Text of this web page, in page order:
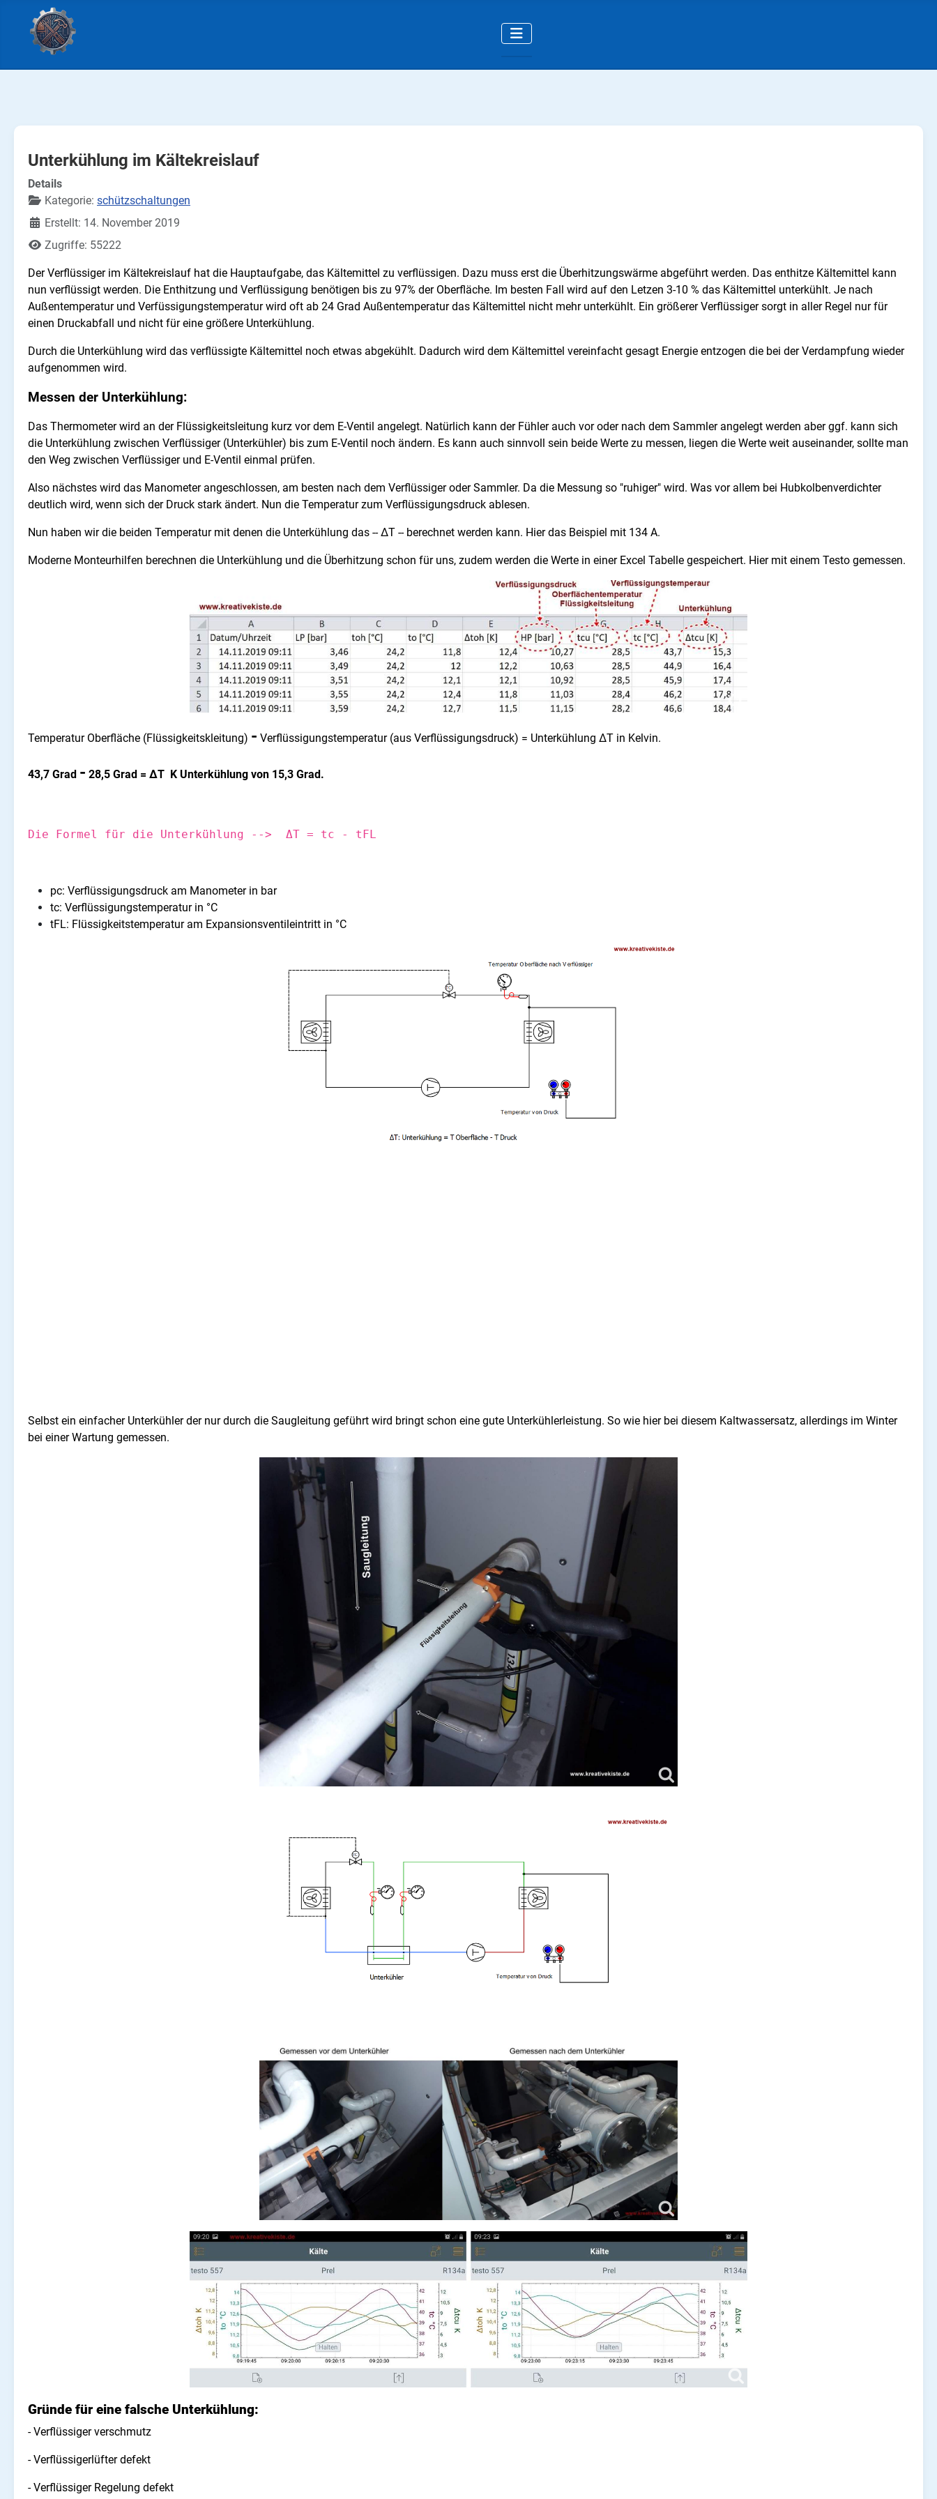
Unterkühlung im Kältekreislauf
Details
Kategorie: schützschaltungen
Erstellt: 14. November 2019
Zugriffe: 55222
Der Verflüssiger im Kältekreislauf hat die Hauptaufgabe, das Kältemittel zu verflüssigen. Dazu muss erst die Überhitzungswärme abgeführt werden. Das enthitze Kältemittel kann
nun verflüssigt werden. Die Enthitzung und Verflüssigung benötigen bis zu 97% der Oberfläche. Im besten Fall wird auf den Letzen 3-10 % das Kältemittel unterkühlt. Je nach
Außentemperatur und Verfüssigungstemperatur wird oft ab 24 Grad Außentemperatur das Kältemittel nicht mehr unterkühlt. Ein größerer Verflüssiger sorgt in aller Regel nur für
einen Druckabfall und nicht für eine größere Unterkühlung.
Durch die Unterkühlung wird das verflüssigte Kältemittel noch etwas abgekühlt. Dadurch wird dem Kältemittel vereinfacht gesagt Energie entzogen die bei der Verdampfung wieder
aufgenommen wird.
Messen der Unterkühlung:
Das Thermometer wird an der Flüssigkeitsleitung kurz vor dem E-Ventil angelegt. Natürlich kann der Fühler auch vor oder nach dem Sammler angelegt werden aber ggf. kann sich
die Unterkühlung zwischen Verflüssiger (Unterkühler) bis zum E-Ventil noch ändern. Es kann auch sinnvoll sein beide Werte zu messen, liegen die Werte weit auseinander, sollte man
den Weg zwischen Verflüssiger und E-Ventil einmal prüfen.
Also nächstes wird das Manometer angeschlossen, am besten nach dem Verflüssiger oder Sammler. Da die Messung so "ruhiger" wird. Was vor allem bei Hubkolbenverdichter
deutlich wird, wenn sich der Druck stark ändert. Nun die Temperatur zum Verflüssigungsdruck ablesen.
Nun haben wir die beiden Temperatur mit denen die Unterkühlung das -- ΔT -- berechnet werden kann. Hier das Beispiel mit 134 A.
Moderne Monteurhilfen berechnen die Unterkühlung und die Überhitzung schon für uns, zudem werden die Werte in einer Excel Tabelle gespeichert. Hier mit einem Testo gemessen.
Temperatur Oberfläche (Flüssigkeitskleitung) - Verflüssigungstemperatur (aus Verflüssigungsdruck) = Unterkühlung ΔT in Kelvin.
43,7 Grad - 28,5 Grad = ΔT K Unterkühlung von 15,3 Grad.
Die Formel für die Unterkühlung --> ΔT = tc - tFL
pc: Verflüssigungsdruck am Manometer in bar
tc: Verflüssigungstemperatur in °C
tFL: Flüssigkeitstemperatur am Expansionsventileintritt in °C
Selbst ein einfacher Unterkühler der nur durch die Saugleitung geführt wird bringt schon eine gute Unterkühlerleistung. So wie hier bei diesem Kaltwassersatz, allerdings im Winter
bei einer Wartung gemessen.
Gründe für eine falsche Unterkühlung:
- Verflüssiger verschmutz
- Verflüssigerlüfter defekt
- Verflüssiger Regelung defekt